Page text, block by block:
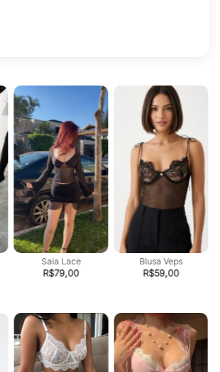
Saia Lace
R$79,00
Blusa Veps
R$59,00